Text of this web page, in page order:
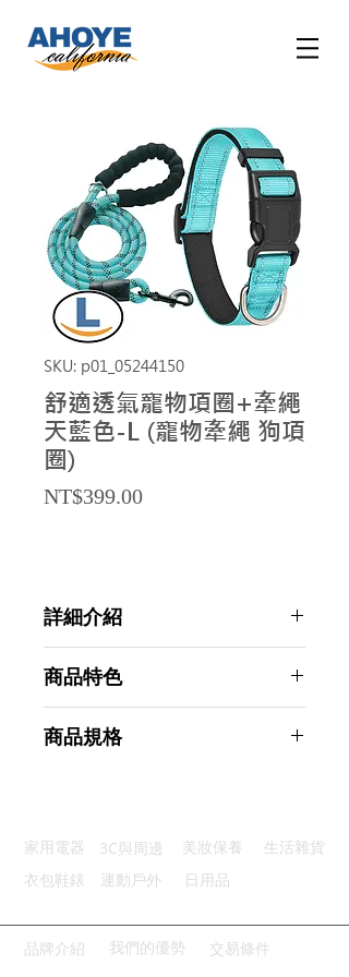
SKU: p01_05244150
舒適透氣寵物項圈+牽繩
天藍色-L (寵物牽繩 狗項
圈)
NT$399.00Price
詳細介紹
商品特色
泡棉手柄：柔軟泡棉手柄牽引舒適
商品規格
主要材質：尼龍
商品尺寸：19*10*5cm
產地名稱：中國大陸
代理商：亞桓有限公司
家用電器 3C與周邊 美妝保養
生活雜貨
衣包鞋錶
運動戶外 日用品
品牌介紹 我們的優勢 交易條件